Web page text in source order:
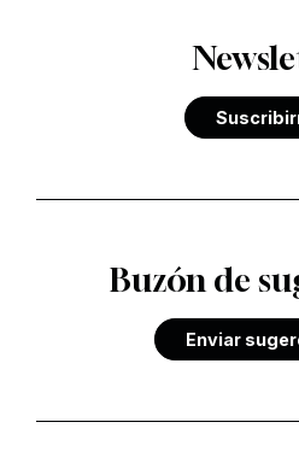
Buzón de
Enviar